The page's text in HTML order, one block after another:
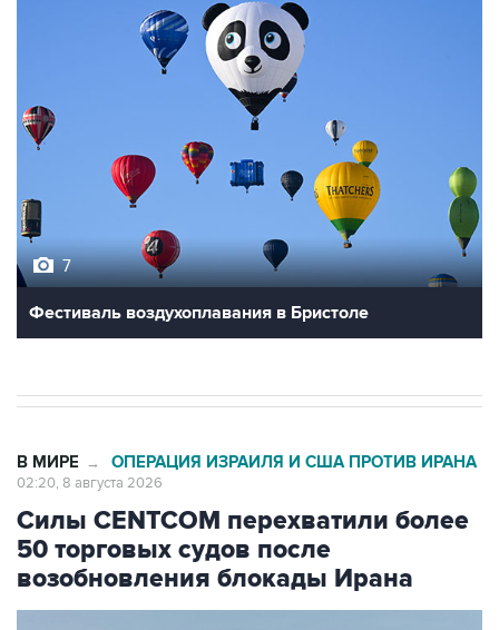
Фестиваль воздухоплавания в Бристоле
Силы CENTCOM перехватили более
50 торговых судов после
возобновления блокады Ирана